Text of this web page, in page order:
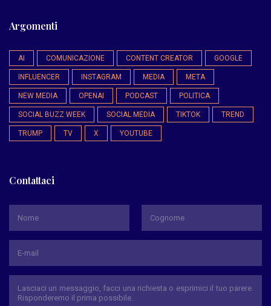
Argomenti
AI COMUNICAZIONE CONTENT CREATOR GOOGLE
INFLUENCER INSTAGRAM MEDIA META
NEW MEDIA OPENAI PODCAST POLITICA
SOCIAL BUZZ WEEK SOCIAL MEDIA TIKTOK TREND
TRUMP TV X YOUTUBE
Contattaci